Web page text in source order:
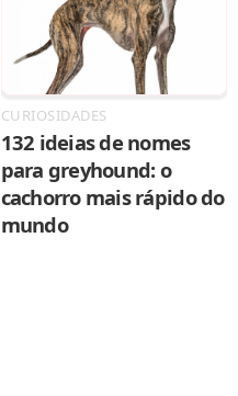
CURIOSIDADES
132 ideias de nomes
para greyhound: o
cachorro mais rápido do
mundo